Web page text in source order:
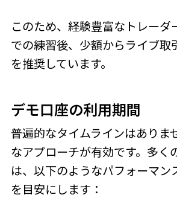
このため、経験豊富なトレーダ
での練習後、少額からライブ取
を推奨しています。
デモ口座の利用期間
普遍的なタイムラインはありま
なアプローチが有効です。多く
は、以下のようなパフォーマン
を目安にします：